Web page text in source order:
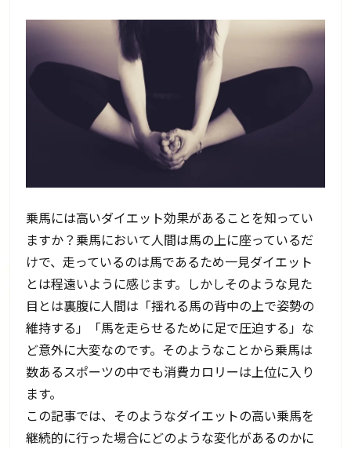
乗馬には高いダイエット効果があることを知ってい
ますか？乗馬において人間は馬の上に座っているだ
けで、走っているのは馬であるため一見ダイエット
とは程遠いように感じます。しかしそのような見た
目とは裏腹に人間は「揺れる馬の背中の上で姿勢の
維持する」「馬を走らせるために足で圧迫する」な
ど意外に大変なのです。そのようなことから乗馬は
数あるスポーツの中でも消費カロリーは上位に入り
ます。
この記事では、そのようなダイエットの高い乗馬を
継続的に行った場合にどのような変化があるのかに